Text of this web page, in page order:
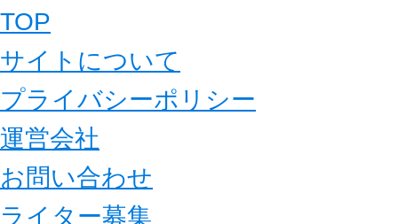
TOP
サイトについて
プライバシーポリシー
運営会社
お問い合わせ
ライター募集